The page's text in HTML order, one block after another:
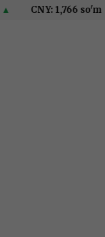
CNY: 1,766 so'm▲